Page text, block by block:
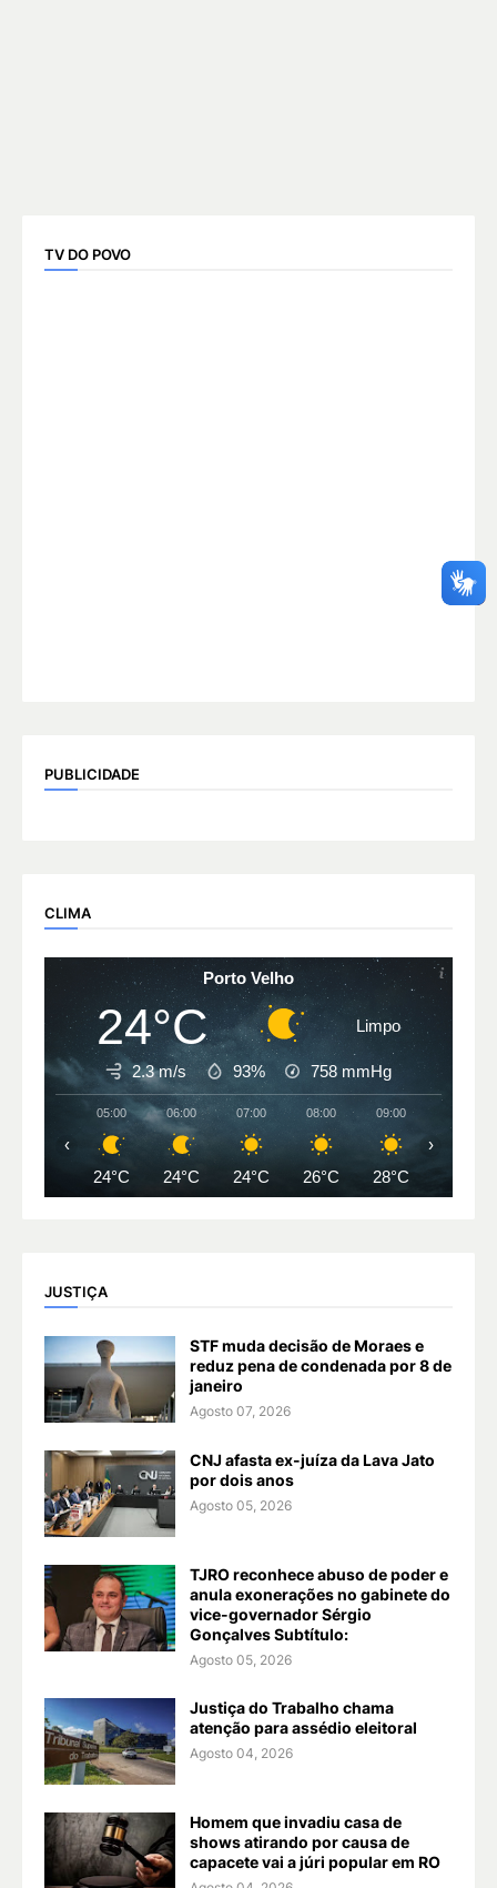
TV DO POVO
PUBLICIDADE
CLIMA
Porto Velho
24°C Limpo
2.3 m/s 93% 758 mmHg
05:00
24°C
06:00
24°C
07:00
24°C
08:00
26°C
09:00
28°C
‹ ›
JUSTIÇA
STF muda decisão de Moraes e
reduz pena de condenada por 8 de
janeiro
Agosto 07, 2026
CNJ afasta ex-juíza da Lava Jato
por dois anos
Agosto 05, 2026
TJRO reconhece abuso de poder e
anula exonerações no gabinete do
vice-governador Sérgio
Gonçalves Subtítulo:
Agosto 05, 2026
Justiça do Trabalho chama
atenção para assédio eleitoral
Agosto 04, 2026
Homem que invadiu casa de
shows atirando por causa de
capacete vai a júri popular em RO